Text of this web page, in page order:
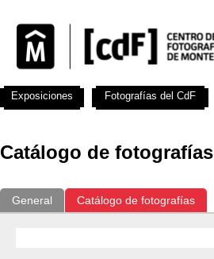
Catálogo de fotografías
General Catálogo de fotografías
Exposiciones Fotografías del CdF